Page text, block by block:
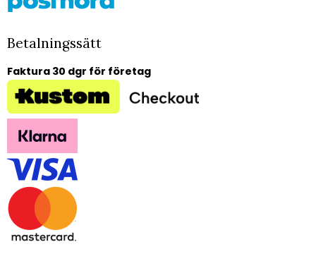
Betalningssätt
Faktura 30 dgr för företag